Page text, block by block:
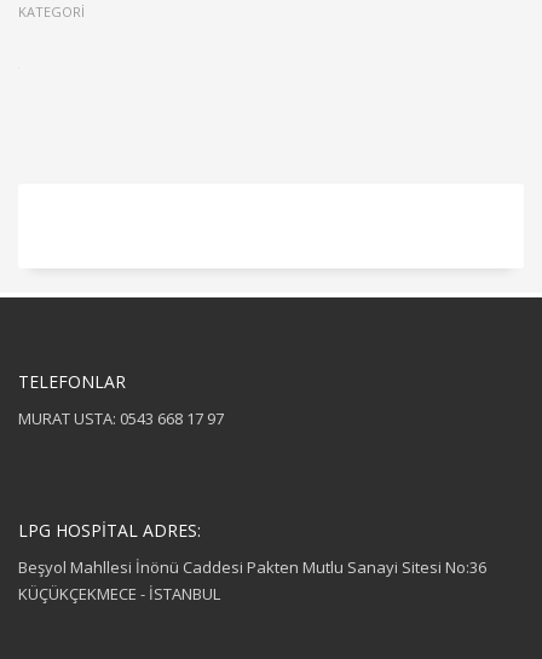
KATEGORI
TELEFONLAR
MURAT USTA: 0543 668 17 97
LPG HOSPİTAL ADRES:
Beşyol Mahllesi İnönü Caddesi Pakten Mutlu Sanayi Sitesi No:36
KÜÇÜKÇEKMECE - İSTANBUL